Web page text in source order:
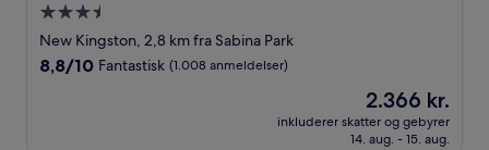
3.5-
stjernet
overnatningssted
New Kingston, 2,8 km fra Sabina Park
8.8
8,8/10 Fantastisk (1.008 anmeldelser)
Prisen
er
2.366 kr.
2.366 kr.
inkluderer skatter og gebyrer
14. aug. - 15. aug.